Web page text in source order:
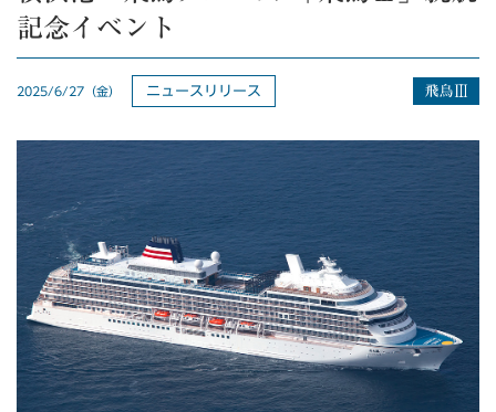
記念イベント
2025/6/27（金） ニュースリリース